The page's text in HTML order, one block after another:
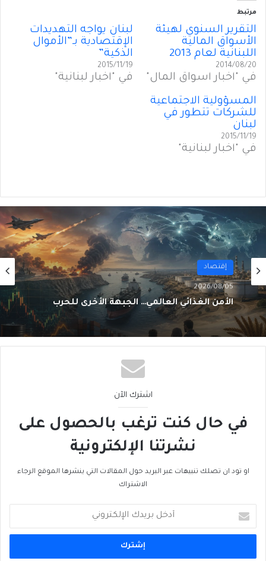
مرتبط
التقرير السنوي لهيئة
الأسواق المالية
اللبنانية لعام 2013
2014/08/20
في "أخبار أسواق المال"
لبنان يواجه التهديدات
الإقتصادية بـ”الأموال
الذكية”
2015/11/19
في "أخبار لبنانية"
المسؤولية الاجتماعية
للشركات تتطور في
لبنان
2015/11/19
في "أخبار لبنانية"
أول
2026/08/02
من الغاز إلى الجغرافيا السياسية… ماذا يُغيّرُ خط
نيجيريا–المغرب؟
اشترك الآن
في حال كنت ترغب بالحصول على
نشرتنا الإلكترونية
او تود ان تصلك تنبيهات عبر البريد حول المقالات التي ينشرها الموقع الرجاء
الاشتراك
بريدك
الإلكتروني